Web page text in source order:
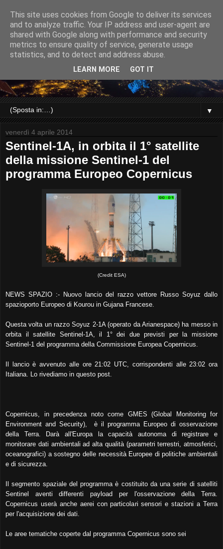
▼
venerdì 4 aprile 2014
Sentinel-1A, in orbita il 1° satellite
della missione Sentinel-1 del
programma Europeo Copernicus
(Credit ESA)
NEWS SPAZIO :- Nuovo lancio del razzo vettore Russo Soyuz dallo
spazioporto Europeo di Kourou in Gujana Francese.
Questa volta un razzo Soyuz 2-1A (operato da Arianespace) ha messo in
orbita il satellite Sentinel-1A, il 1° dei due previsti per la missione
Sentinel-1 del programma della Commissione Europea Copernicus.
Il lancio è avvenuto alle ore 21:02 UTC, corrispondenti alle 23:02 ora
Italiana. Lo rivediamo in questo post.
Copernicus, in precedenza noto come GMES (Global Monitoring for
Environment and Security), è il programma Europeo di osservazione
della Terra. Darà all'Europa la capacità autonoma di registrare e
monitorare dati ambientali ad alta qualità (parametri terrestri, atmosferici,
oceanografici) a sostegno delle necessità Europee di politiche ambientali
e di sicurezza.
Il segmento spaziale del programma è costituito da una serie di satelliti
Sentinel aventi differenti payload per l'osservazione della Terra.
Copernicus userà anche aerei con particolari sensori e stazioni a Terra
per l'acquisizione dei dati.
Le aree tematiche coperte dal programma Copernicus sono sei
This site uses cookies from Google to deliver its services
and to analyze traffic. Your IP address and user-agent are
shared with Google along with performance and security
metrics to ensure quality of service, generate usage
statistics, and to detect and address abuse.
LEARN MORE GOT IT